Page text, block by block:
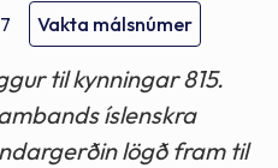
Vakta málsnúmer
til kynningar 815.
íslenskra
lögð fram til